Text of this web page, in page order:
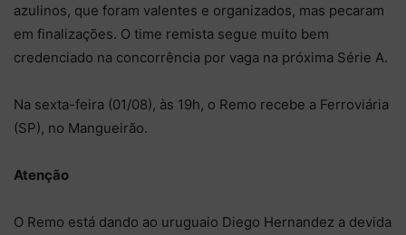
azulinos, que foram valentes e organizados, mas pecaram
em finalizações. O time remista segue muito bem
credenciado na concorrência por vaga na próxima Série A.
Na sexta-feira (01/08), às 19h, o Remo recebe a Ferroviária
(SP), no Mangueirão.
Atenção
O Remo está dando ao uruguaio Diego Hernandez a devida